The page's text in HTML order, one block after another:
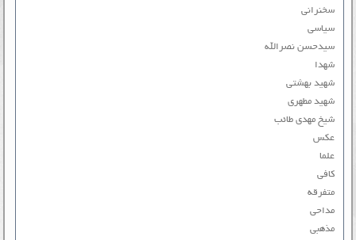
سخنرانی
سیاسی
سیدحسن نصرالله
شهدا
شهید بهشتی
شهید مطهری
شیخ مهدی طائب
عکس
علما
کافی
متفرقه
مداحی
مذهبی